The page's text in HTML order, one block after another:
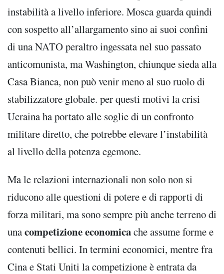
instabilità a livello inferiore. Mosca guarda quindi
con sospetto all’allargamento sino ai suoi confini
di una NATO peraltro ingessata nel suo passato
anticomunista, ma Washington, chiunque sieda alla
Casa Bianca, non può venir meno al suo ruolo di
stabilizzatore globale. per questi motivi la crisi
Ucraina ha portato alle soglie di un confronto
militare diretto, che potrebbe elevare l’instabilità
al livello della potenza egemone.
Ma le relazioni internazionali non solo non si
riducono alle questioni di potere e di rapporti di
forza militari, ma sono sempre più anche terreno di
unacompetizione economicache assume forme e
contenuti bellici. In termini economici, mentre fra
Cina e Stati Uniti la competizione è entrata da